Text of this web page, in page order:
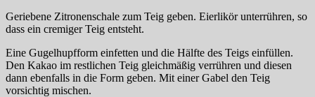
Geriebene Zitronenschale zum Teig geben. Eierlikör unterrühren, so
dass ein cremiger Teig entsteht.
Eine Gugelhupfform einfetten und die Hälfte des Teigs einfüllen.
Den Kakao im restlichen Teig gleichmäßig verrühren und diesen
dann ebenfalls in die Form geben. Mit einer Gabel den Teig
vorsichtig mischen.